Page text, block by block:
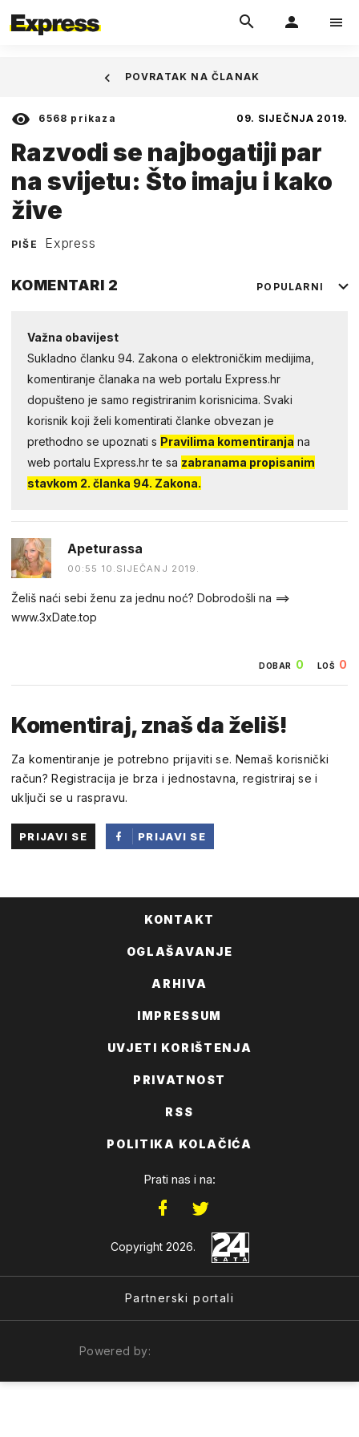
6568 prikaza 09. SIJEČNJA 2019.
Razvodi se najbogatiji par
na svijetu: Što imaju i kako
žive
PIŠE Express
POVRATAK NA ČLANAK
KOMENTARI 2 POPULARNI
Važna obavijest
Sukladno članku 94. Zakona o elektroničkim medijima,
komentiranje članaka na web portalu Express.hr
dopušteno je samo registriranim korisnicima. Svaki
korisnik koji želi komentirati članke obvezan je
prethodno se upoznati s Pravilima komentiranja na
web portalu Express.hr te sa zabranama propisanim
stavkom 2. članka 94. Zakona.
Apeturassa
00:55 10.SIJEČANJ 2019.
Želiš naći sebi ženu za jednu noć? Dobrodošli na ==>
www.3xDate.top
DOBAR 0 LOŠ 0
Komentiraj, znaš da želiš!
Za komentiranje je potrebno prijaviti se. Nemaš korisnički
račun? Registracija je brza i jednostavna, registriraj se i
uključi se u raspravu.
PRIJAVI SE
PRIJAVI SE
KONTAKT
OGLAŠAVANJE
ARHIVA
IMPRESSUM
UVJETI KORIŠTENJA
PRIVATNOST
RSS
POLITIKA KOLAČIĆA
Prati nas i na:
Copyright 2026.
Partnerski portali
Powered by: